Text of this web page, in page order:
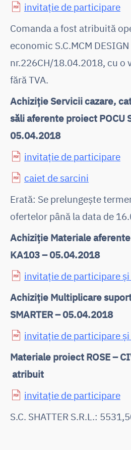
invitație de participare
Comanda a fost atribuită
economic S.C.MCM
nr.226CH/18.04.2018, cu o
fără TVA.
Achiziție Servicii cazare,
săli aferente proiect POCU
05.04.2018
invitație de participare
caiet de sarcini
Erată: Se prelungește
ofertelor până la data de
Achiziție Materiale
KA103 – 05.04.2018
invitație de participare
Achiziție Multiplicare
SMARTER – 05.04.2018
invitație de participare
Materiale proiect ROSE –
atribuit
invitație de participare
S.C. SHATTER S.R.L.: